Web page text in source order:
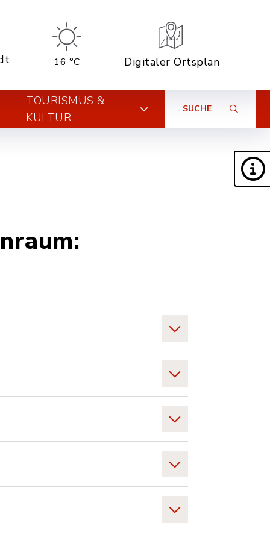
16 °C Digitaler Ortsplan
TOURISMUS &
KULTUR
SUCHE